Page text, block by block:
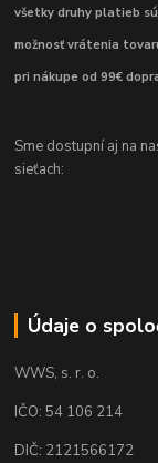
všetky druhy platieb
možnosť vrátenia
pri nákupe od 99€
Sme dostupní aj na
sieťach:
Údaje o
WWS, s. r. o.
IČO: 54 106 214
DIČ: 2121566172